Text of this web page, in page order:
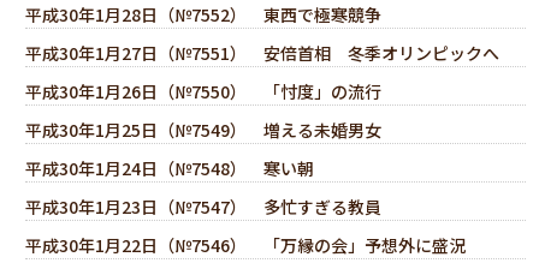
平成30年1月28日（№7552） 東西で極寒競争
平成30年1月27日（№7551） 安倍首相 冬季オリンピックへ
平成30年1月26日（№7550） 「忖度」の流行
平成30年1月25日（№7549） 増える未婚男女
平成30年1月24日（№7548） 寒い朝
平成30年1月23日（№7547） 多忙すぎる教員
平成30年1月22日（№7546） 「万縁の会」予想外に盛況